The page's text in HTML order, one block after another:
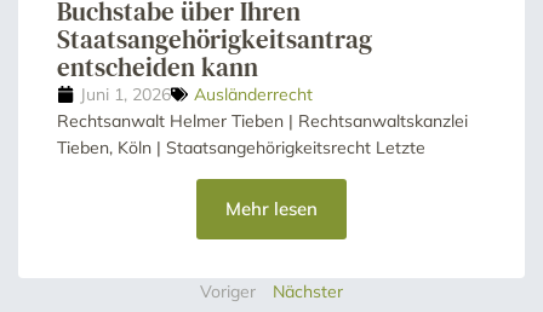
Buchstabe über Ihren
Staatsangehörigkeitsantrag
entscheiden kann
Juni 1, 2026
Ausländerrecht
Rechtsanwalt Helmer Tieben | Rechtsanwaltskanzlei
Tieben, Köln | Staatsangehörigkeitsrecht Letzte
Mehr lesen
Voriger Nächster